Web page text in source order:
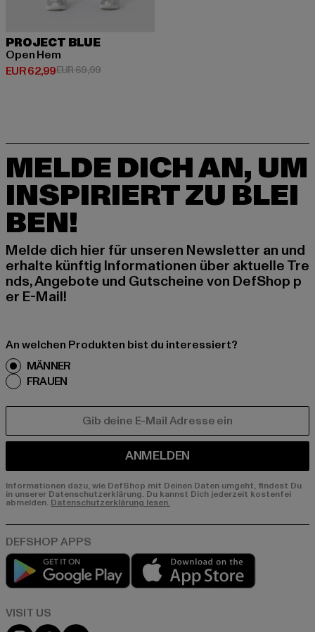
PROJECT BLUE
Open Hem
EUR 62,99
Derzeitiger Preis: EUR 62,99
EUR 69,99Aktionspreis: EUR 69,99
MELDE DICH AN, UM
INSPIRIERT ZU BLEI
BEN!
Melde dich hier für unseren Newsletter an und
erhalte künftig Informationen über aktuelle Tre
nds, Angebote und Gutscheine von DefShop p
er E-Mail!
An welchen Produkten bist du interessiert?
MÄNNER
FRAUEN
ANMELDEN
Informationen dazu, wie DefShop mit Deinen Daten umgeht, findest Du
in unserer Datenschutzerklärung. Du kannst Dich jederzeit kostenfei
abmelden. Datenschutzerklärung lesen.
Play market